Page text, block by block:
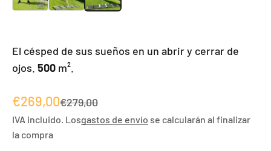
El césped de sus sueños en un abrir y cerrar de
ojos. 500 m².
Angebot
€269,00Regulärer Preis
€279,00
IVA incluido. Losgastos de envío se calcularán al finalizar
la compra